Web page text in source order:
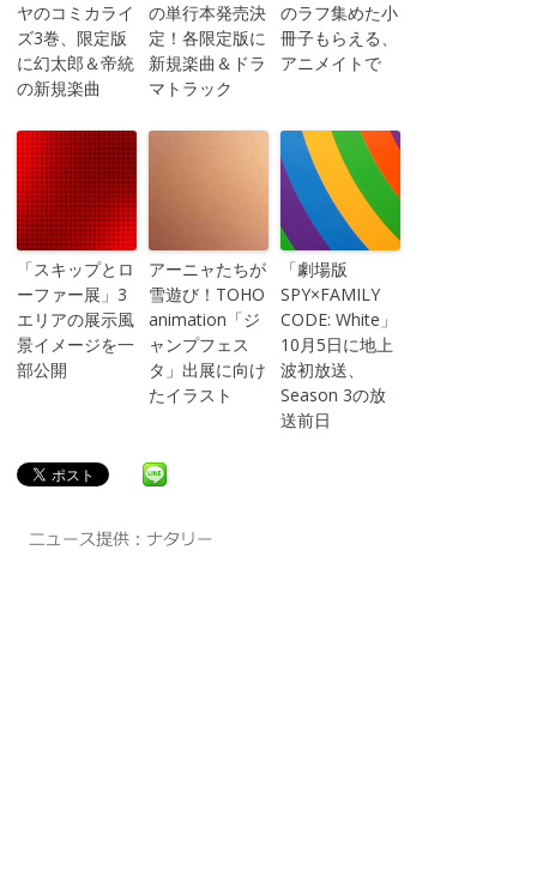
ヤのコミカライ
ズ3巻、限定版
に幻太郎＆帝統
の新規楽曲
の単行本発売決
定！各限定版に
新規楽曲＆ドラ
マトラック
のラフ集めた小
冊子もらえる、
アニメイトで
「スキップとロ
ーファー展」3
エリアの展示風
景イメージを一
部公開
アーニャたちが
雪遊び！TOHO
animation「ジ
ャンプフェス
タ」出展に向け
たイラスト
「劇場版
SPY×FAMILY
CODE: White」
10月5日に地上
波初放送、
Season 3の放
送前日